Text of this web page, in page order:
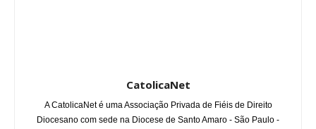
CatolicaNet
A CatolicaNet é uma Associação Privada de Fiéis de Direito
Diocesano com sede na Diocese de Santo Amaro - São Paulo -